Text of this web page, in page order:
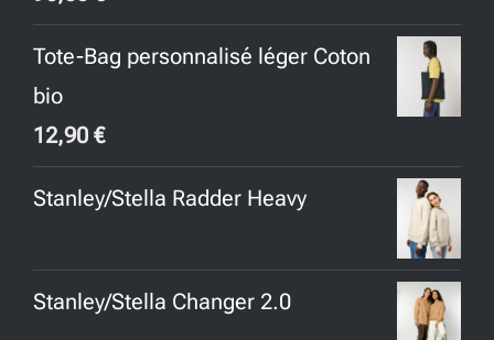
Tote-Bag personnalisé léger Coton
bio
12,90€
Stanley/Stella Radder Heavy
Stanley/Stella Changer 2.0